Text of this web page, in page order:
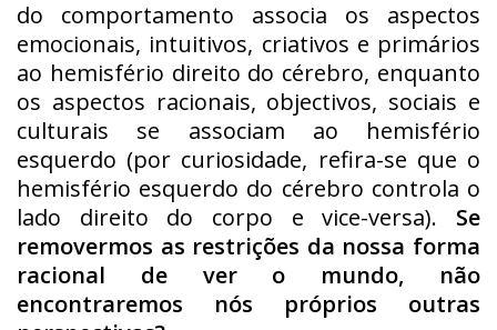
do comportamento associa os aspectos
emocionais, intuitivos, criativos e primários
ao hemisfério direito do cérebro, enquanto
os aspectos racionais, objectivos, sociais e
culturais se associam ao hemisfério
esquerdo (por curiosidade, refira-se que o
hemisfério esquerdo do cérebro controla o
lado direito do corpo e vice-versa). Se
removermos as restrições da nossa forma
racional de ver o mundo, não
encontraremos nós próprios outras